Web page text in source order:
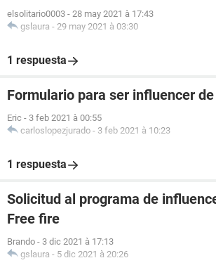
elsolitario0003 - 28 may 2021 à 17:43
gslaura - 29 may 2021 à 03:30
1 respuesta
Formulario para ser influencer
Eric - 3 feb 2021 à 00:55
carloslopezjurado - 3 feb 2021 à 10:23
1 respuesta
Solicitud al programa de
Free fire
Brando - 3 dic 2021 à 17:13
gslaura - 5 dic 2021 à 20:26